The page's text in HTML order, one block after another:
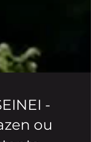
-